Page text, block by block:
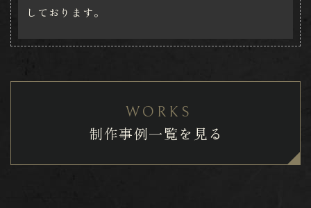
しております。
WORKS
制作事例一覧を見る